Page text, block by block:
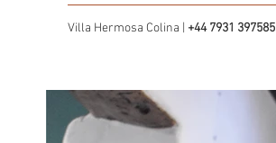
Villa Hermosa Colina | +44 7931 397585